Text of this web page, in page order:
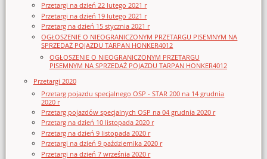
Przetargi na dzień 22 lutego 2021 r
Przetargi na dzień 19 lutego 2021 r
Przetarg na dzień 15 stycznia 2021 r
OGŁOSZENIE O NIEOGRANICZONYM PRZETARGU PISEMNYM NA
SPRZEDAŻ POJAZDU TARPAN HONKER4012
OGŁOSZENIE O NIEOGRANICZONYM PRZETARGU
PISEMNYM NA SPRZEDAŻ POJAZDU TARPAN HONKER4012
Przetargi 2020
Przetarg pojazdu specjalnego OSP - STAR 200 na 14 grudnia
2020 r
Przetarg pojazdów specjalnych OSP na 04 grudnia 2020 r
Przetarg na dzień 10 listopada 2020 r
Przetarg na dzień 9 listopada 2020 r
Przetargi na dzień 9 października 2020 r
Przetargi na dzień 7 września 2020 r